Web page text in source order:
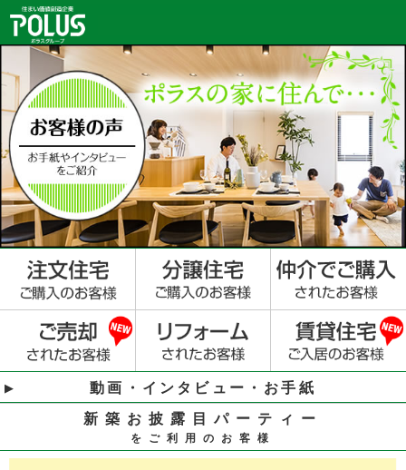
動画・インタビュー・お手紙
新築お披露目パーティー
をご利用のお客様